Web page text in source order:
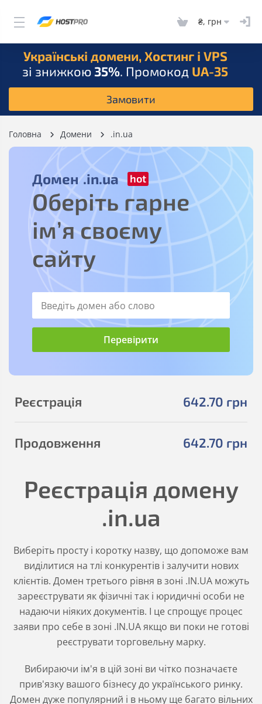
₴, грн
Українські домени, Хостинг і VPS
зі знижкою 35%. Промокод UA-35
Замовити
Головна Домени .in.ua
Домен .in.ua
Оберіть гарне
ім’я своєму
сайту
642.70 грн
Реєстрація
642.70 грн
Продовження
Реєстрація домену
.in.ua
Виберіть просту і коротку назву, що допоможе вам
виділитися на тлі конкурентів і залучити нових
клієнтів. Домен третього рівня в зоні .IN.UA можуть
зареєструвати як фізичні так і юридичні особи не
надаючи ніяких документів. І це спрощує процес
заяви про себе в зоні .IN.UA якщо ви поки не готові
реєструвати торговельну марку.
Вибираючи ім'я в цій зоні ви чітко позначаєте
прив'язку вашого бізнесу до українського ринку.
Домен дуже популярний і в ньому ще багато вільних